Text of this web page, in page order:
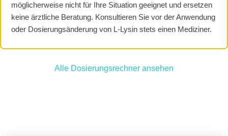
möglicherweise nicht für Ihre Situation geeignet und ersetzen
keine ärztliche Beratung. Konsultieren Sie vor der Anwendung
oder Dosierungsänderung von L-Lysin stets einen Mediziner.
Alle Dosierungsrechner ansehen